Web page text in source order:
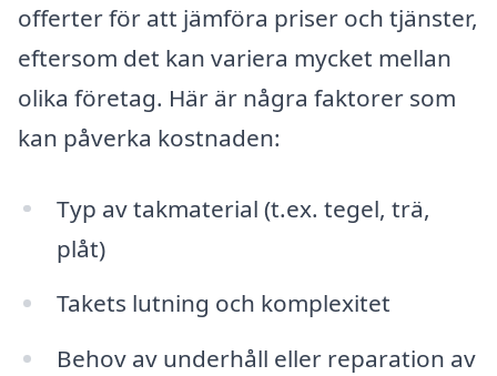
offerter för att jämföra priser och tjänster,
eftersom det kan variera mycket mellan
olika företag. Här är några faktorer som
kan påverka kostnaden:
Typ av takmaterial (t.ex. tegel, trä,
plåt)
Takets lutning och komplexitet
Behov av underhåll eller reparation av